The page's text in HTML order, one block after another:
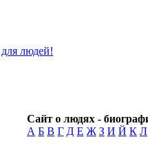
Сайт о людях -
А Б В Г Д Е Ж З И Й К Л